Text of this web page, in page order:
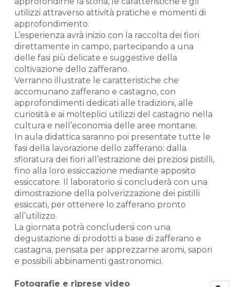
utilizzi attraverso attività pratiche e momenti di
approfondimento.
L’esperienza avrà inizio con la raccolta dei fiori
direttamente in campo, partecipando a una
delle fasi più delicate e suggestive della
coltivazione dello zafferano.
Verranno illustrate le caratteristiche che
accomunano zafferano e castagno, con
approfondimenti dedicati alle tradizioni, alle
curiosità e ai molteplici utilizzi del castagno nella
cultura e nell’economia delle aree montane.
In aula didattica saranno poi presentate tutte le
fasi della lavorazione dello zafferano: dalla
sfioratura dei fiori all’estrazione dei preziosi pistilli,
fino alla loro essiccazione mediante apposito
essiccatore. Il laboratorio si concluderà con una
dimostrazione della polverizzazione dei pistilli
essiccati, per ottenere lo zafferano pronto
all’utilizzo.
La giornata potrà concludersi con una
degustazione di prodotti a base di zafferano e
castagna, pensata per apprezzarne aromi, sapori
e possibili abbinamenti gastronomici.
Fotografie e riprese video